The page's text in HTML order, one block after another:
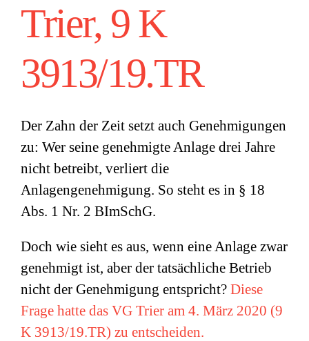
Trier, 9 K
3913/19.TR
Der Zahn der Zeit setzt auch Genehmigungen
zu: Wer seine genehmigte Anlage drei Jahre
nicht betreibt, verliert die
Anlagengenehmigung. So steht es in § 18
Abs. 1 Nr. 2 BImSchG.
Doch wie sieht es aus, wenn eine Anlage zwar
genehmigt ist, aber der tatsächliche Betrieb
nicht der Genehmigung entspricht? Diese
Frage hatte das VG Trier am 4. März 2020 (9
K 3913/19.TR) zu entscheiden.